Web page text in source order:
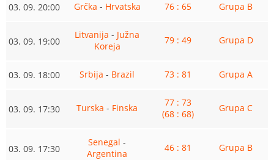
03. 09. 20:00 Grčka - Hrvatska 76 : 65 Grupa B
03. 09. 19:00
Litvanija - Južna
Koreja
79 : 49 Grupa D
03. 09. 18:00 Srbija - Brazil 73 : 81 Grupa A
03. 09. 17:30 Turska - Finska
77 : 73
(68 : 68)
Grupa C
03. 09. 17:30
Senegal -
Argentina
46 : 81 Grupa B